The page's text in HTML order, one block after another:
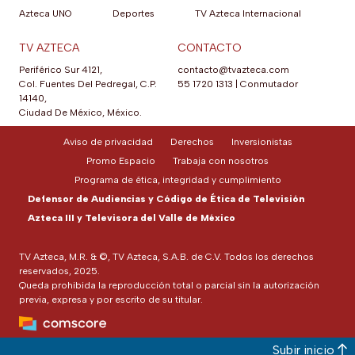
Azteca UNO
Deportes
TV Azteca Internacional
TV AZTECA
Periférico Sur 4121,
Col. Fuentes Del Pedregal, C.P.
14140,
Ciudad De México, México.
CONTACTO
contacto@tvazteca.com
55 1720 1313
Conmutador
TV Azteca, M.R. & ©, TV Azteca, S.A.B. de C.V. Todos los derechos
reservados, 2025.
Queda prohibida la reproducción total o parcial sin la autorización
previa, expresa y por escrito de su titular.
Aviso de privacidad Derechos
Inversionistas
Promo Espacio
Trabaja con nosotros
Programa de ética, integridad y cumplimiento
Defensor de Audiencias y Código de Ética de Televisión
Azteca III y Televisora del Valle de México
Subir inicio